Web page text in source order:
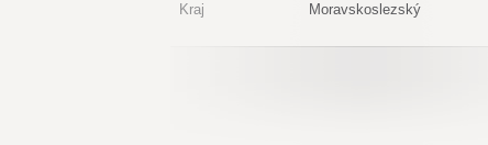
Kraj
Moravskoslezský